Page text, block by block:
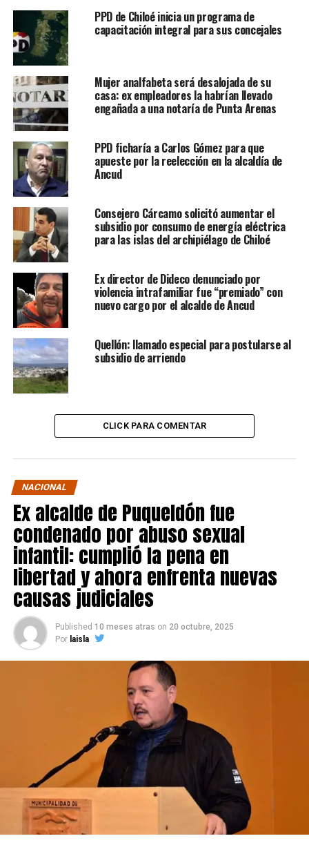
PPD de Chiloé inicia un programa de
capacitación integral para sus concejales
Mujer analfabeta será desalojada de su
casa: ex empleadores la habrían llevado
engañada a una notaría de Punta Arenas
PPD ficharía a Carlos Gómez para que
apueste por la reelección en la alcaldía de
Ancud
Consejero Cárcamo solicitó aumentar el
subsidio por consumo de energía eléctrica
para las islas del archipiélago de Chiloé
Ex director de Dideco denunciado por
violencia intrafamiliar fue “premiado” con
nuevo cargo por el alcalde de Ancud
Quellón: llamado especial para postularse al
subsidio de arriendo
CLICK PARA COMENTAR
NACIONAL
Ex alcalde de Puqueldón fue
condenado por abuso sexual
infantil: cumplió la pena en
libertad y ahora enfrenta nuevas
causas judiciales
Published 10 meses atras on 20 octubre, 2025
Por laisla